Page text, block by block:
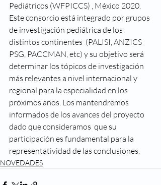
Pediátricos (WFPICCS) , México 2020.
Este consorcio está integrado por grupos
de investigación pediátrica de los
distintos continentes  (PALISI, ANZICS
PSG, PACCMAN, etc) y su objetivo será
determinar los tópicos de investigación
más relevantes a nivel internacional y
regional para la especialidad en los
próximos años. Los mantendremos
informados de los avances del proyecto
dado que consideramos  que su
participación es fundamental para la
representatividad de las conclusiones.
NOVEDADES